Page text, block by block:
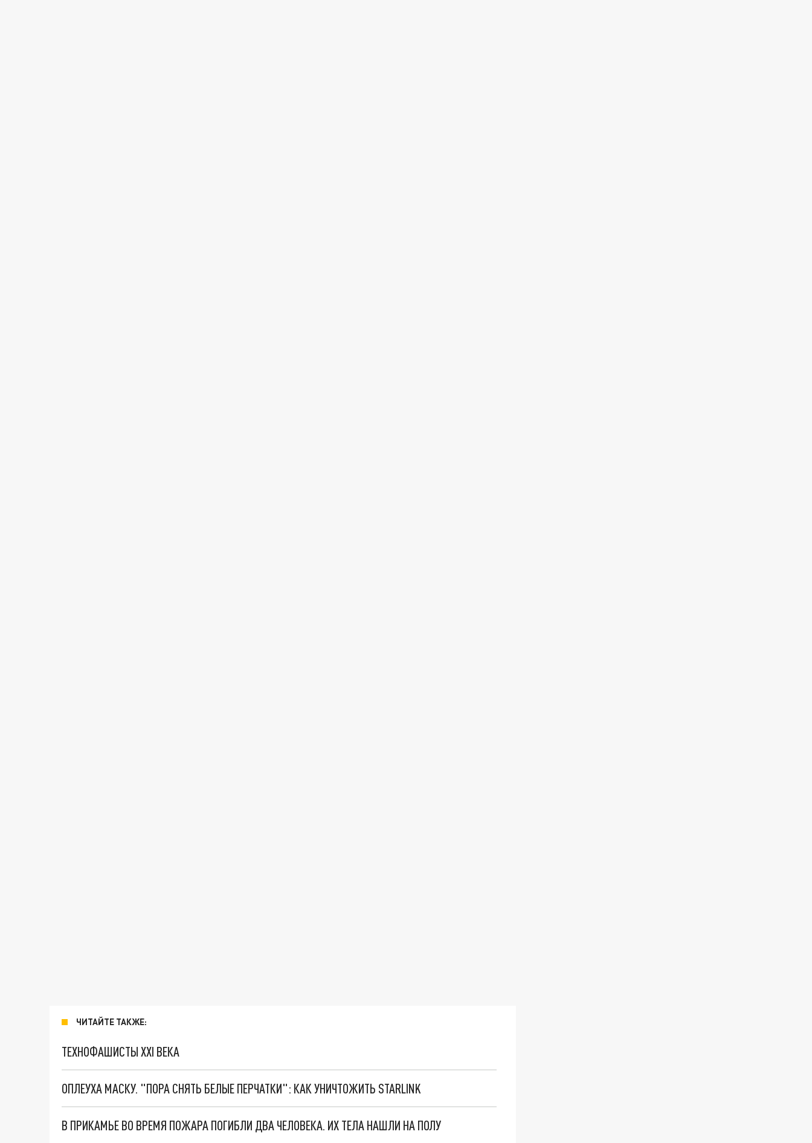
ЧИТАЙТЕ ТАКЖЕ:
ТЕХНОФАШИСТЫ XXI ВЕКА
ОПЛЕУХА МАСКУ. "ПОРА СНЯТЬ БЕЛЫЕ ПЕРЧАТКИ": КАК УНИЧТОЖИТЬ STARLINK
В ПРИКАМЬЕ ВО ВРЕМЯ ПОЖАРА ПОГИБЛИ ДВА ЧЕЛОВЕКА. ИХ ТЕЛА НАШЛИ НА ПОЛУ